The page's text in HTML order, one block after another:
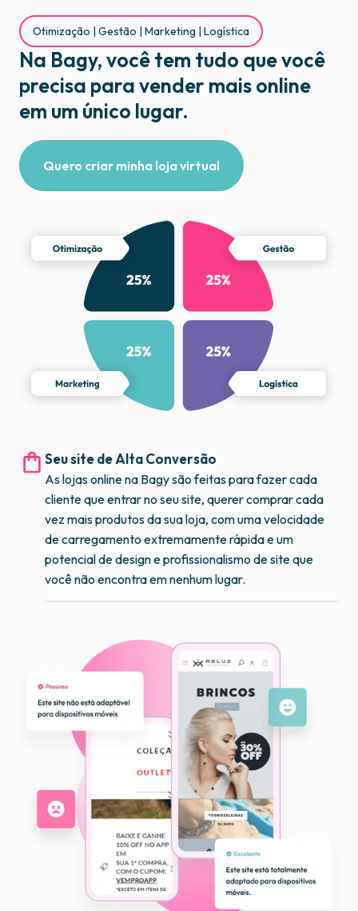
Otimização | Gestão | Marketing | Logística
Na Bagy, você tem tudo que você
precisa para vender mais online
em um único lugar.
Quero criar minha loja virtual
Seu site de Alta Conversão
As lojas online na Bagy são feitas para fazer cada
cliente que entrar no seu site, querer comprar cada
vez mais produtos da sua loja, com uma velocidade
de carregamento extremamente rápida e um
potencial de design e profissionalismo de site que
você não encontra em nenhum lugar.